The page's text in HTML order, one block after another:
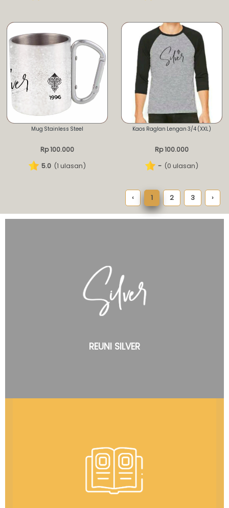
Mug Stainless Steel
Rp 100.000
5.0 (1 ulasan)
Kaos Raglan Lengan 3/4 (XXL)
Rp 100.000
- (0 ulasan)
‹ 1 2 3 ›
REUNI SILVER
Yuk lengkapi data kamu buat buku reuni silver yang akan
launch 21 Nov 2021 nanti
Everything About You! Dulu dan Sekarang